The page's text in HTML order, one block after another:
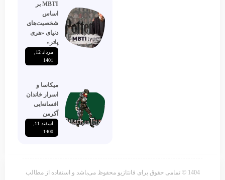
MBTI بر
اساس
شخصیت‌های
دنیای «هری
پاتر»
مرداد 12,
1401
میکاسا و
اسرار خاندان
افسانه‌ایی
آکرمن
اسفند 11,
1400
1404 © تمامی حقوق برای فانتازیو محفوظ می‌باشد و استفاده از مطالب